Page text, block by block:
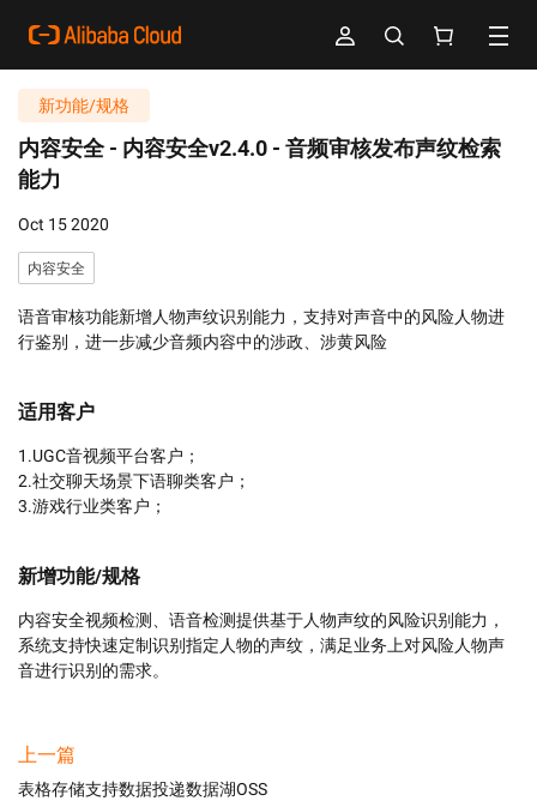
新功能/规格
内容安全 - 内容安全v2.4.0 - 音频审核发布声纹检索
能力
Oct 15 2020
内容安全
语音审核功能新增人物声纹识别能力，支持对声音中的风险人物进
行鉴别，进一步减少音频内容中的涉政、涉黄风险
适用客户
1.UGC音视频平台客户；
2.社交聊天场景下语聊类客户；
3.游戏行业类客户；
新增功能/规格
内容安全视频检测、语音检测提供基于人物声纹的风险识别能力，
系统支持快速定制识别指定人物的声纹，满足业务上对风险人物声
音进行识别的需求。
上一篇
表格存储支持数据投递数据湖OSS